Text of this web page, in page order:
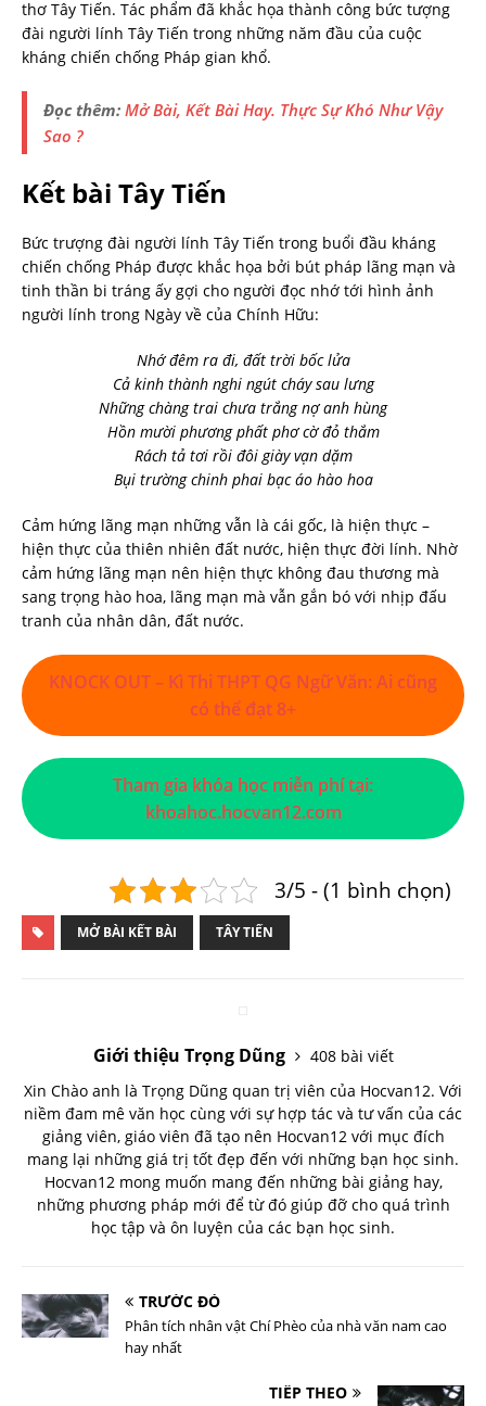
thơ Tây Tiến. Tác phẩm đã khắc họa thành công bức tượng
đài người lính Tây Tiến trong những năm đầu của cuộc
kháng chiến chống Pháp gian khổ.
Đọc thêm: Mở Bài, Kết Bài Hay. Thực Sự Khó Như Vậy
Sao ?
Kết bài Tây Tiến
Bức trượng đài người lính Tây Tiến trong buổi đầu kháng
chiến chống Pháp được khắc họa bởi bút pháp lãng mạn và
tinh thần bi tráng ấy gợi cho người đọc nhớ tới hình ảnh
người lính trong Ngày về của Chính Hữu:
Nhớ đêm ra đi, đất trời bốc lửa
Cả kinh thành nghi ngút cháy sau lưng
Những chàng trai chưa trắng nợ anh hùng
Hồn mười phương phất phơ cờ đỏ thắm
Rách tả tơi rồi đôi giày vạn dặm
Bụi trường chinh phai bạc áo hào hoa
Cảm hứng lãng mạn những vẫn là cái gốc, là hiện thực –
hiện thực của thiên nhiên đất nước, hiện thực đời lính. Nhờ
cảm hứng lãng mạn nên hiện thực không đau thương mà
sang trọng hào hoa, lãng mạn mà vẫn gắn bó với nhịp đấu
tranh của nhân dân, đất nước.
KNOCK OUT – Kì Thi THPT QG Ngữ Văn: Ai cũng
có thể đạt 8+
Tham gia khóa học miễn phí tại:
khoahoc.hocvan12.com
3/5 - (1 bình chọn)
MỞ BÀI KẾT BÀI TÂY TIẾN
Giới thiệu Trọng Dũng
408 bài viết
Xin Chào anh là Trọng Dũng quan trị viên của Hocvan12. Với
niềm đam mê văn học cùng với sự hợp tác và tư vấn của các
giảng viên, giáo viên đã tạo nên Hocvan12 với mục đích
mang lại những giá trị tốt đẹp đến với những bạn học sinh.
Hocvan12 mong muốn mang đến những bài giảng hay,
những phương pháp mới để từ đó giúp đỡ cho quá trình
học tập và ôn luyện của các bạn học sinh.
TRƯỚC ĐÓ
Phân tích nhân vật Chí Phèo của nhà văn nam cao
hay nhất
TIẾP THEO